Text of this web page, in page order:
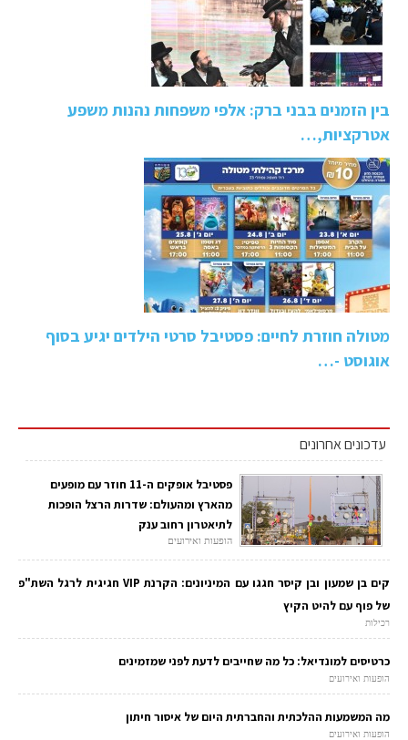
בין הזמנים בבני ברק: אלפי משפחות נהנות משפע
אטרקציות,…
מטולה חוזרת לחיים: פסטיבל סרטי הילדים יגיע בסוף
אוגוסט -…
עדכונים אחרונים
פסטיבל אופקים ה-11 חוזר עם מופעים
מהארץ ומהעולם: שדרות הרצל הופכות
לתיאטרון רחוב ענק
הופעות ואירועים
קים בן שמעון ובן קיסר חגגו עם המיניונים: הקרנת VIP חגיגית לרגל השת"פ
של פוף עם להיט הקיץ
רכילות
כרטיסים למונדיאל: כל מה שחייבים לדעת לפני שמזמינים
הופעות ואירועים
מה המשמעות ההלכתית והחברתית היום של איסור חיתון
הופעות ואירועים